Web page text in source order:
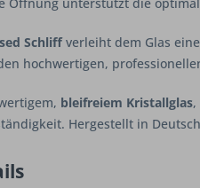
Schliffverleiht dem Glas
hochwertigen,
bleifreiem Kristallglas
Hergestellt in